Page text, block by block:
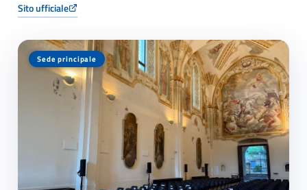
Sito ufficiale
Sede principale